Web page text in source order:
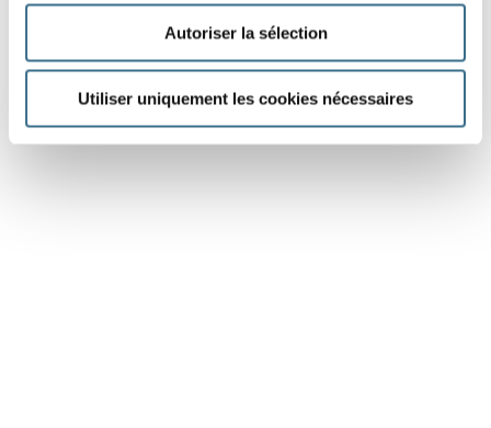
Autoriser la sélection
Utiliser uniquement les cookies nécessaires